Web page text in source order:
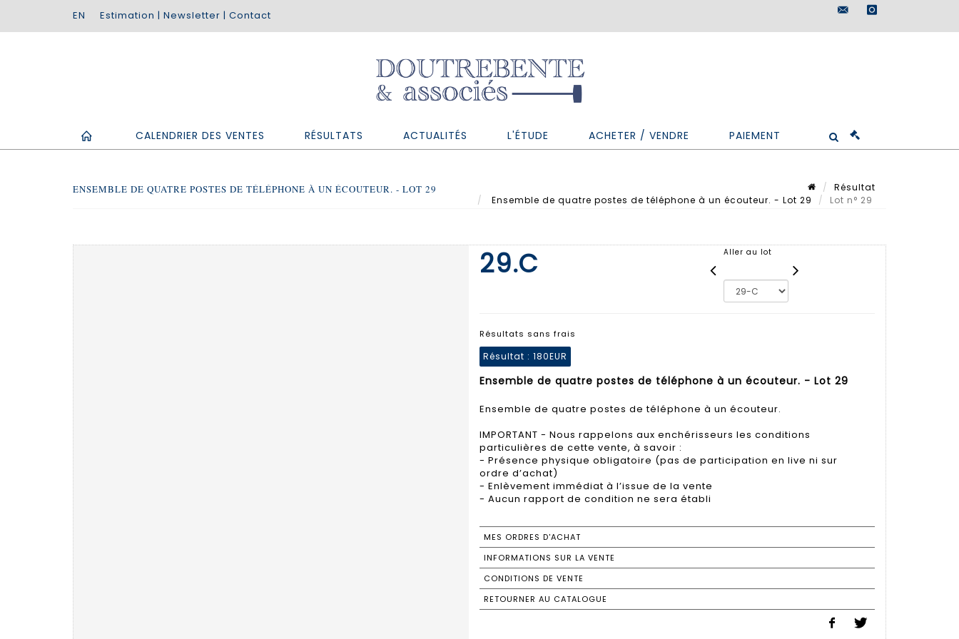
Estimation | Newsletter | Contact
instagram
CALENDRIER DES VENTES RÉSULTATS ACTUALITÉS L'ÉTUDE ACHETER / VENDRE PAIEMENT
ENSEMBLE DE QUATRE POSTES DE TÉLÉPHONE À UN ÉCOUTEUR. - LOT 29
Résultat
Ensemble de quatre postes de téléphone à un écouteur. - Lot 29
Lot n° 29
29.C Aller au lot
Résultats sans frais
Résultat : 180EUR
Ensemble de quatre postes de téléphone à un écouteur. - Lot 29
Ensemble de quatre postes de téléphone à un écouteur.
IMPORTANT - Nous rappelons aux enchérisseurs les conditions
particulières de cette vente, à savoir :
- Présence physique obligatoire (pas de participation en live ni sur
ordre d’achat)
- Enlèvement immédiat à l’issue de la vente
- Aucun rapport de condition ne sera établi
MES ORDRES D'ACHAT
INFORMATIONS SUR LA VENTE
CONDITIONS DE VENTE
RETOURNER AU CATALOGUE